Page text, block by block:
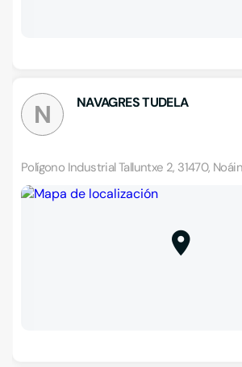
N NAVAGRES TUDELA
Polígono Industrial Talluntxe 2, 31470,